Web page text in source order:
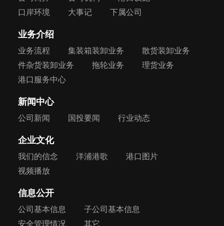
口岸环境
大事记 下属公司
业务介绍
业务流程 集装箱装卸业务
散货装卸业务
件杂货装卸业务
拖轮业务
理货业务
港口服务中心
新闻中心
公司新闻 国投要闻 行业动态
企业文化
我们的信念 洋浦港歌
港口图片
视频播放
信息公开
公司基本信息
子公司基本信息
安全管理情况
其它